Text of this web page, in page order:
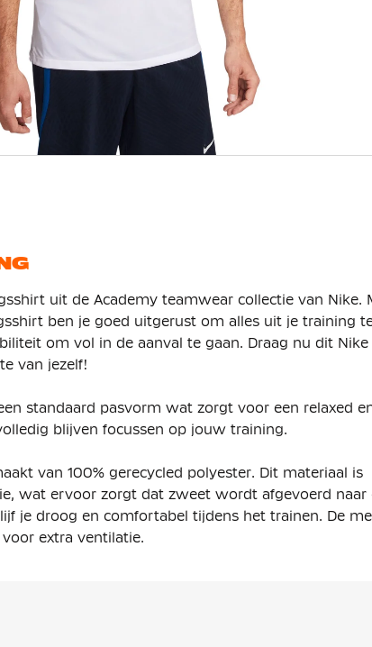
uit de Academy teamwear collectie van Nike.
ben je goed uitgerust om alles uit je training
om vol in de aanval te gaan. Draag nu dit Nike
van jezelf!
standaard pasvorm wat zorgt voor een relaxed
blijven focussen op jouw training.
van 100% gerecycled polyester. Dit materiaal is
wat ervoor zorgt dat zweet wordt afgevoerd naar
je droog en comfortabel tijdens het trainen. De
extra ventilatie.